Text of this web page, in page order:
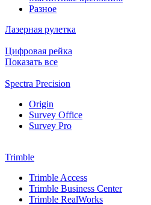
Разное
Лазерная рулетка
Цифровая рейка
Показать все
Spectra Precision
Origin
Survey Office
Survey Pro
Trimble
Trimble Access
Trimble Business Center
Trimble RealWorks